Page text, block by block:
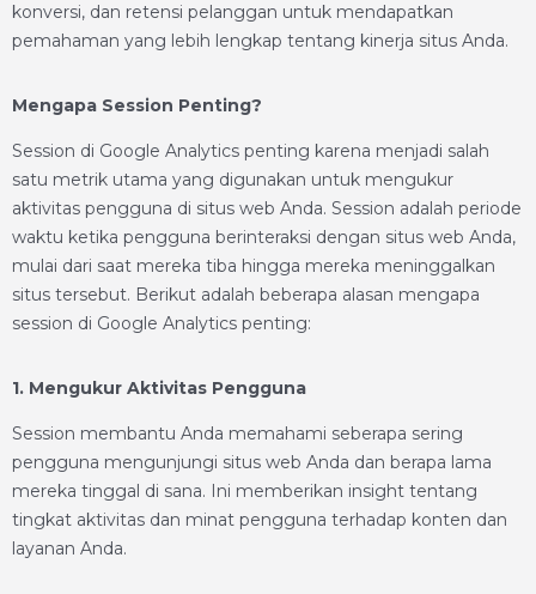
konversi, dan retensi pelanggan untuk mendapatkan
pemahaman yang lebih lengkap tentang kinerja situs Anda.
Mengapa Session Penting?
Session di Google Analytics penting karena menjadi salah
satu metrik utama yang digunakan untuk mengukur
aktivitas pengguna di situs web Anda. Session adalah periode
waktu ketika pengguna berinteraksi dengan situs web Anda,
mulai dari saat mereka tiba hingga mereka meninggalkan
situs tersebut. Berikut adalah beberapa alasan mengapa
session di Google Analytics penting:
1. Mengukur Aktivitas Pengguna
Session membantu Anda memahami seberapa sering
pengguna mengunjungi situs web Anda dan berapa lama
mereka tinggal di sana. Ini memberikan insight tentang
tingkat aktivitas dan minat pengguna terhadap konten dan
layanan Anda.